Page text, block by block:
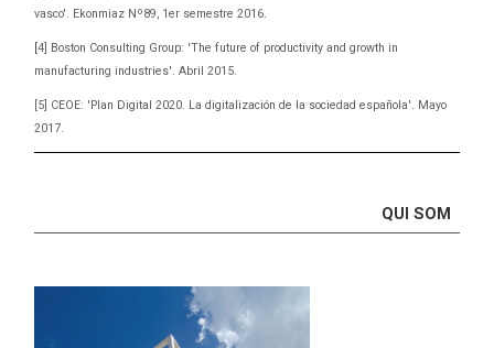
vasco'. Ekonmiaz Nº89, 1er semestre 2016.
4]
Boston Consulting Group: 'The future of productivity and growth in
manufacturing industries'. Abril 2015.
[5] CEOE: 'Plan Digital 2020. La digitalización de la sociedad española'. Mayo
2017.
QUI SOM